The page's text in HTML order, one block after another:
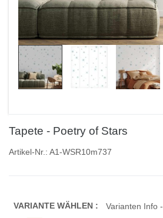
Tapete - Poetry of Stars
Artikel-Nr.: A1-WSR10m737
VARIANTE WÄHLEN : Varianten Info